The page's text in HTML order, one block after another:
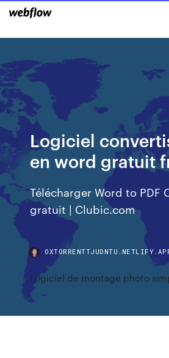
Logiciel
en word gratuit
Télécharger Word to PDF
gratuit | Clubic.com
Logiciel de montage photo